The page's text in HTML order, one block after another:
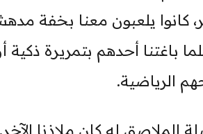
كانوا يلعبون معنا بخفة
باغتنا أحدهم بتمريرة ذكية
الرياضية.
الملاصق له كان ملاذنا الآخر.